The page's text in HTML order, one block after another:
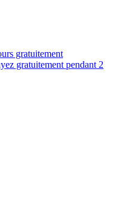
gratuitement
gratuitement pendant 2